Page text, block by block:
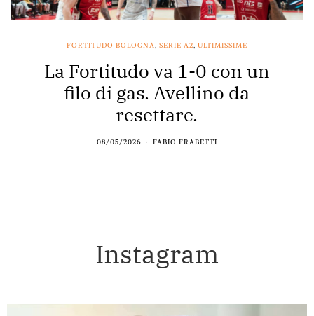
FORTITUDO BOLOGNA, SERIE A2, ULTIMISSIME
La Fortitudo va 1-0 con un
filo di gas. Avellino da
resettare.
08/05/2026 FABIO FRABETTI
Instagram